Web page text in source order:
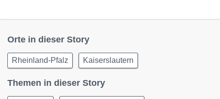
Orte in dieser Story
Rheinland-Pfalz Kaiserslautern
Themen in dieser Story